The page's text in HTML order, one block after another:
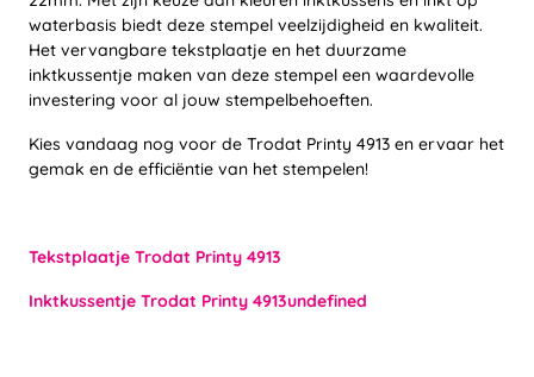
waterbasis biedt deze stempel veelzijdigheid en kwaliteit.
Het vervangbare tekstplaatje en het duurzame
inktkussentje maken van deze stempel een waardevolle
investering voor al jouw stempelbehoeften.
Kies vandaag nog voor de Trodat Printy 4913 en ervaar het
gemak en de efficiëntie van het stempelen!
Tekstplaatje Trodat Printy 4913
Inktkussentje Trodat Printy 4913undefined